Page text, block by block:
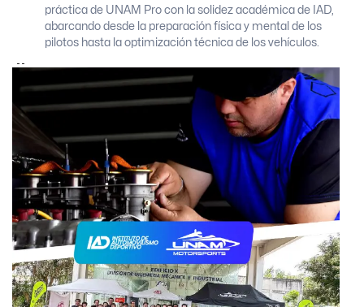
práctica de UNAM Pro con la solidez académica de IAD,
abarcando desde la preparación física y mental de los
pilotos hasta la optimización técnica de los vehículos.